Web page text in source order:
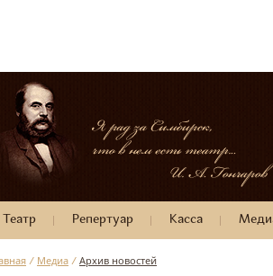
Театр Репертуар Касса
/ Медиа / Архив новостей